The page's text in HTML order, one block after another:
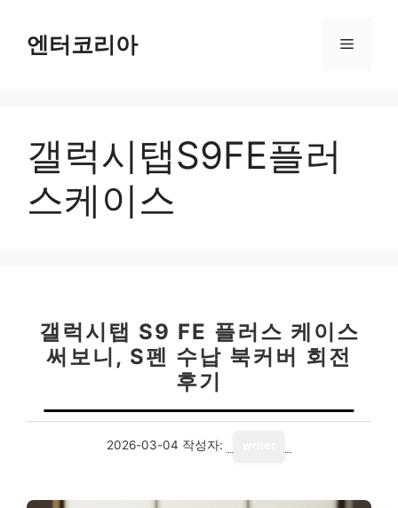
엔터코리아 메
갤럭시탭S9FE플러
스케이스
갤럭시탭 S9 FE 플러스 케이스
써보니, S펜 수납 북커버 회전
후기
2026-03-04 작성자: